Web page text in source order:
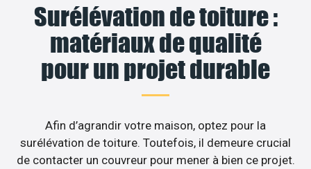
Surélévation de toiture :
matériaux de qualité
pour un projet durable
Afin d’agrandir votre maison, optez pour la
surélévation de toiture. Toutefois, il demeure crucial
de contacter un couvreur pour mener à bien ce projet.